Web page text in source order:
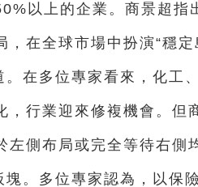
以上的企業。商景超指
在全球市場中扮演“穩定
在多位專家看來，化工
，行業迎來修複機會。但
左側布局或完全等待右側
。多位專家認為，以保